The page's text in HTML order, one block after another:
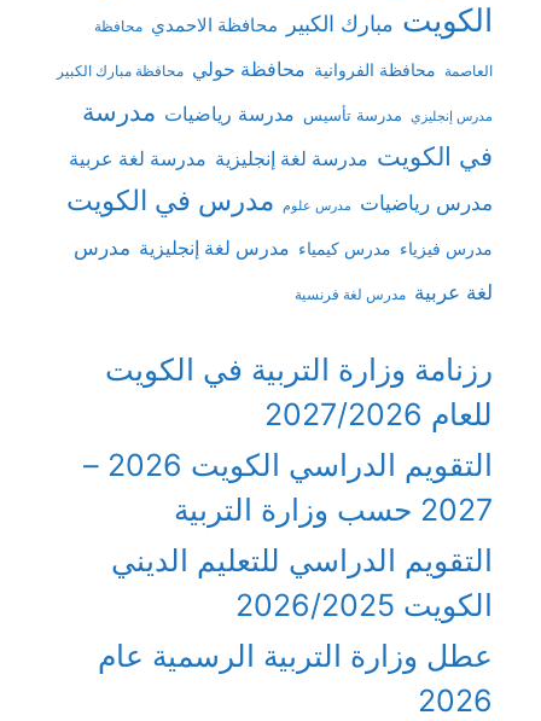
الكويت مبارك الكبير محافظة الاحمدي محافظة
العاصمة محافظة الفروانية محافظة حولي محافظة مبارك الكبير
مدرس إنجليزي مدرسة تأسيس مدرسة رياضيات مدرسة
في الكويت مدرسة لغة إنجليزية مدرسة لغة عربية
مدرس رياضيات مدرس علوم مدرس في الكويت
مدرس فيزياء مدرس كيمياء مدرس لغة إنجليزية مدرس
لغة عربية مدرس لغة فرنسية
رزنامة وزارة التربية في الكويت
للعام 2027/2026
التقويم الدراسي الكويت 2026 –
2027 حسب وزارة التربية
التقويم الدراسي للتعليم الديني
الكويت 2026/2025
عطل وزارة التربية الرسمية عام
2026